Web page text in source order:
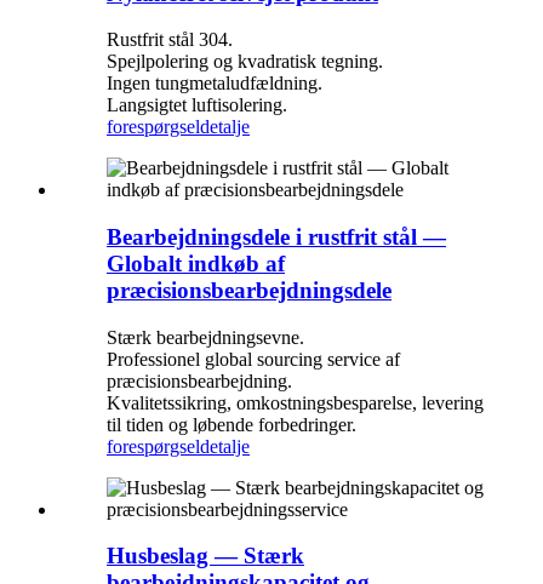
Rustfrit stål 304.
Spejlpolering og kvadratisk tegning.
Ingen tungmetaludfældning.
Langsigtet luftisolering.
forespørgseldetalje
Bearbejdningsdele i rustfrit stål —
Globalt indkøb af
præcisionsbearbejdningsdele
Stærk bearbejdningsevne.
Professionel global sourcing service af
præcisionsbearbejdning.
Kvalitetssikring, omkostningsbesparelse, levering
til tiden og løbende forbedringer.
forespørgseldetalje
Husbeslag — Stærk